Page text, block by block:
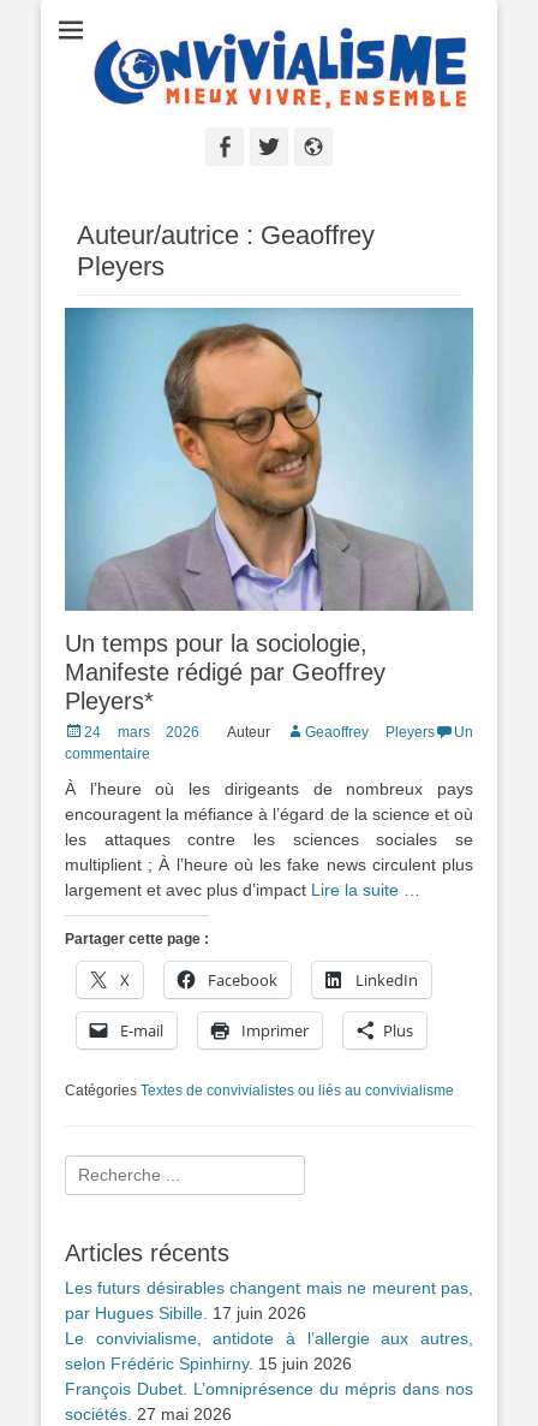
Convivialisme
Mieux vivre, ensemble
Facebook
Twitter
Auteur/autrice : Geaoffrey
Pleyers
Un temps pour la sociologie,
Manifeste rédigé par Geoffrey
Pleyers*
Posted
on
24 mars 2026 Auteur Geaoffrey Pleyers
Un
commentaire
À l’heure où les dirigeants de nombreux pays
encouragent la méfiance à l’égard de la science et où
les attaques contre les sciences sociales se
multiplient ; À l’heure où les fake news circulent plus
largement et avec plus d’impact Lire la suite …
Partager cette page :
X Facebook LinkedIn
E-mail Imprimer Plus
Catégories Textes de convivialistes ou liés au convivialisme
Rechercher :
Articles récents
Les futurs désirables changent mais ne meurent pas,
par Hugues Sibille. 17 juin 2026
Le convivialisme, antidote à l’allergie aux autres,
selon Frédéric Spinhirny. 15 juin 2026
François Dubet. L’omniprésence du mépris dans nos
sociétés. 27 mai 2026